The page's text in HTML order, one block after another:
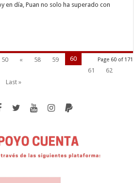
en día, Puan no solo ha superado con
Page 60 of 171
50 « 58 59
60
61
62
Last »